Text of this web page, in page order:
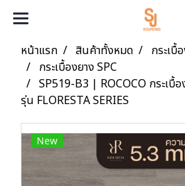
หน้าแรก สินค้าทั้งหมด
กระเบื้
กระเบื้องยาง SPC
SP519-B3 | ROCOCO กระเบื้
รุ่น FLORESTA SERIES
New